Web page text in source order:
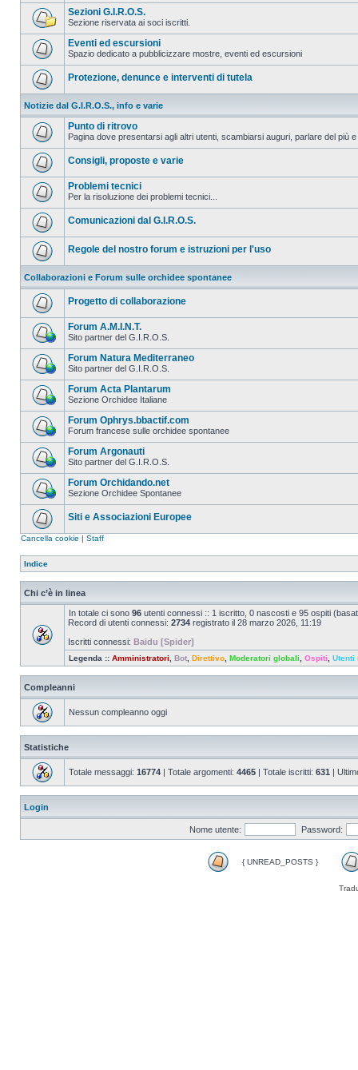
Sezioni G.I.R.O.S.
Sezione riservata ai soci iscritti.
Eventi ed escursioni
Spazio dedicato a pubblicizzare mostre, eventi ed escursioni
Protezione, denunce e interventi di tutela
Notizie dal G.I.R.O.S., info e varie
Punto di ritrovo
Pagina dove presentarsi agli altri utenti, scambiarsi auguri, parlare del più
Consigli, proposte e varie
Problemi tecnici
Per la risoluzione dei problemi tecnici...
Comunicazioni dal G.I.R.O.S.
Regole del nostro forum e istruzioni per l'uso
Collaborazioni e Forum sulle orchidee spontanee
Progetto di collaborazione
Forum A.M.I.N.T.
Sito partner del G.I.R.O.S.
Forum Natura Mediterraneo
Sito partner del G.I.R.O.S.
Forum Acta Plantarum
Sezione Orchidee Italiane
Forum Ophrys.bbactif.com
Forum francese sulle orchidee spontanee
Forum Argonauti
Sito partner del G.I.R.O.S.
Forum Orchidando.net
Sezione Orchidee Spontanee
Siti e Associazioni Europee
Cancella cookie | Staff
Indice
Chi c’è in linea
In totale ci sono 96 utenti connessi :: 1 iscritto, 0 nascosti e 95 ospiti
Record di utenti connessi: 2734 registrato il 28 marzo 2026, 11:19
Iscritti connessi: Baidu [Spider]
Legenda :: Amministratori Bot Direttivo Moderatori globali Ospiti Utenti
Compleanni
Nessun compleanno oggi
Statistiche
Totale messaggi: 16774 | Totale argomenti: 4465 | Totale iscritti: 631 |
Login
Nome utente: Password:
{ UNREAD_POSTS }